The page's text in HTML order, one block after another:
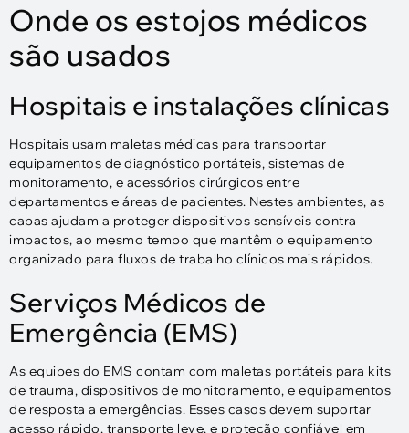
Onde os estojos médicos
são usados
Hospitais e instalações clínicas
Hospitais usam maletas médicas para transportar
equipamentos de diagnóstico portáteis, sistemas de
monitoramento, e acessórios cirúrgicos entre
departamentos e áreas de pacientes. Nestes ambientes, as
capas ajudam a proteger dispositivos sensíveis contra
impactos, ao mesmo tempo que mantêm o equipamento
organizado para fluxos de trabalho clínicos mais rápidos.
Serviços Médicos de
Emergência (EMS)
As equipes do EMS contam com maletas portáteis para kits
de trauma, dispositivos de monitoramento, e equipamentos
de resposta a emergências. Esses casos devem suportar
acesso rápido, transporte leve, e proteção confiável em